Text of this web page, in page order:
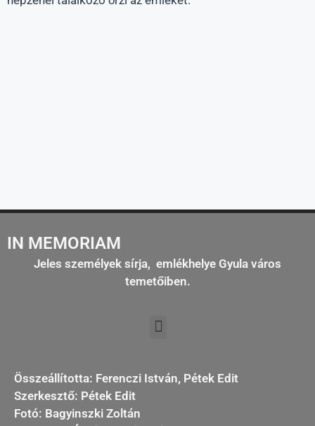
IN MEMORIAM
Jeles személyek sírja, emlékhelye Gyula város
temetőiben.
Összeállította: Ferenczi István, Pétek Edit
Szerkesztő: Pétek Edit
Fotó: Bagyinszki Zoltán